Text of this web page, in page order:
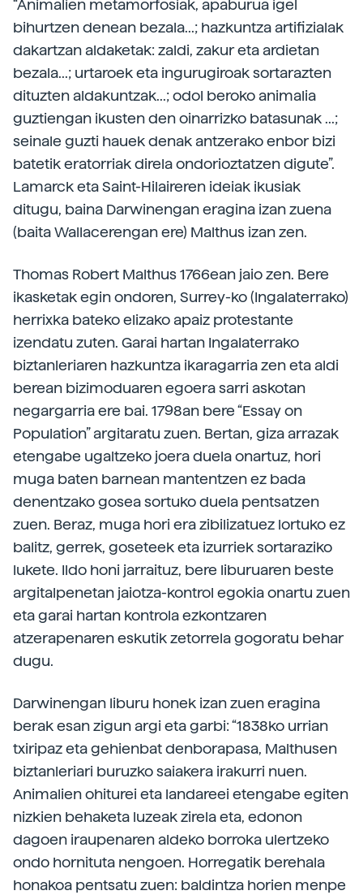
“Animalien metamorfosiak, apaburua igel
bihurtzen denean bezala...; hazkuntza artifizialak
dakartzan aldaketak: zaldi, zakur eta ardietan
bezala...; urtaroek eta ingurugiroak sortarazten
dituzten aldakuntzak...; odol beroko animalia
guztiengan ikusten den oinarrizko batasunak ...;
seinale guzti hauek denak antzerako enbor bizi
batetik eratorriak direla ondorioztatzen digute”.
Lamarck eta Saint-Hilaireren ideiak ikusiak
ditugu, baina Darwinengan eragina izan zuena
(baita Wallacerengan ere) Malthus izan zen.
Thomas Robert Malthus 1766ean jaio zen. Bere
ikasketak egin ondoren, Surrey-ko (Ingalaterrako)
herrixka bateko elizako apaiz protestante
izendatu zuten. Garai hartan Ingalaterrako
biztanleriaren hazkuntza ikaragarria zen eta aldi
berean bizimoduaren egoera sarri askotan
negargarria ere bai. 1798an bere “Essay on
Population” argitaratu zuen. Bertan, giza arrazak
etengabe ugaltzeko joera duela onartuz, hori
muga baten barnean mantentzen ez bada
denentzako gosea sortuko duela pentsatzen
zuen. Beraz, muga hori era zibilizatuez lortuko ez
balitz, gerrek, goseteek eta izurriek sortaraziko
lukete. Ildo honi jarraituz, bere liburuaren beste
argitalpenetan jaiotza-kontrol egokia onartu zuen
eta garai hartan kontrola ezkontzaren
atzerapenaren eskutik zetorrela gogoratu behar
dugu.
Darwinengan liburu honek izan zuen eragina
berak esan zigun argi eta garbi: “1838ko urrian
txiripaz eta gehienbat denborapasa, Malthusen
biztanleriari buruzko saiakera irakurri nuen.
Animalien ohiturei eta landareei etengabe egiten
nizkien behaketa luzeak zirela eta, edonon
dagoen iraupenaren aldeko borroka ulertzeko
ondo hornituta nengoen. Horregatik berehala
honakoa pentsatu zuen: baldintza horien menpe